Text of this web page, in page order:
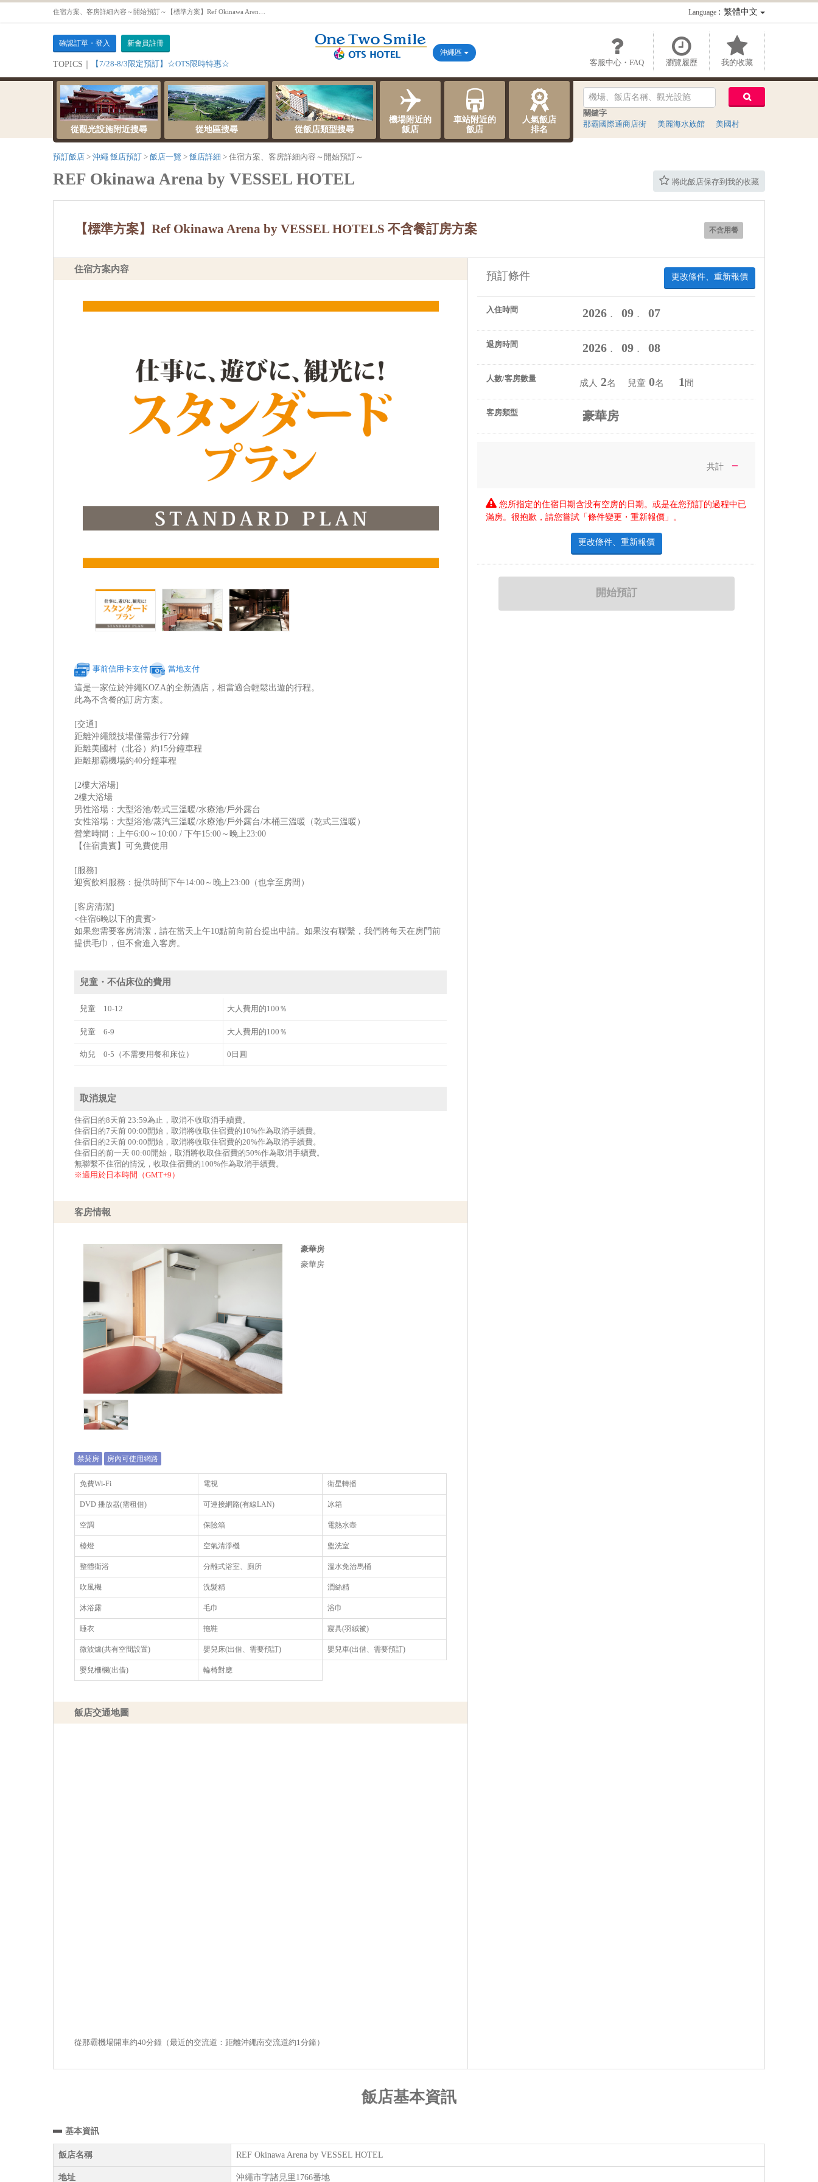
Language：繁體中文
確認訂單・登入 新會員註冊
TOPICS｜ 【7/28-8/3限定預訂】☆OTS限時特惠☆ 客服中心・FAQ 瀏覽履歷 我的收藏
沖繩區
從觀光設施附近搜尋 從地區搜尋 從飯店類型搜尋
機場附近的
飯店
車站附近的
飯店
人氣飯店
排名
關鍵字
那霸國際通商店街
美麗海水族館 美國村
預訂飯店 沖繩 飯店預訂 飯店一覽 飯店詳細 住宿方案、客房詳細內容～開始預訂～
將此飯店保存到我的收藏
REF Okinawa Arena by VESSEL HOTEL
不含用餐
【標準方案】Ref Okinawa Arena by VESSEL HOTELS 不含餐訂房方案
住宿方案内容
事前信用卡支付 當地支付
這是一家位於沖繩KOZA的全新酒店，相當適合輕鬆出遊的行程。
此為不含餐的訂房方案。
[交通]
距離沖繩競技場僅需步行7分鐘
距離美國村（北谷）約15分鐘車程
距離那霸機場約40分鐘車程
[2樓大浴場]
2樓大浴場
男性浴場：大型浴池/乾式三溫暖/水療池/戶外露台
女性浴場：大型浴池/蒸汽三溫暖/水療池/戶外露台/木桶三溫暖（乾式三溫暖）
營業時間：上午6:00～10:00 / 下午15:00～晚上23:00
【住宿貴賓】可免費使用
[服務]
迎賓飲料服務：提供時間下午14:00～晚上23:00（也拿至房間）
[客房清潔]
<住宿6晚以下的貴賓>
如果您需要客房清潔，請在當天上午10點前向前台提出申請。如果沒有聯繫，我們將每天在房門前
提供毛巾，但不會進入客房。
兒童・不佔床位的費用
兒童 10-12 大人費用的100％
兒童 6-9 大人費用的100％
幼兒 0-5（不需要用餐和床位） 0日圓
取消規定
住宿日的8天前 23:59為止，取消不收取消手續費。
住宿日的7天前 00:00開始，取消將收取住宿費的10%作為取消手續費。
住宿日的2天前 00:00開始，取消將收取住宿費的20%作為取消手續費。
住宿日的前一天 00:00開始，取消將收取住宿費的50%作為取消手續費。
無聯繫不住宿的情況，收取住宿費的100%作為取消手續費。
※適用於日本時間（GMT+9）
客房情報
豪華房
豪華房
禁菸房 房內可使用網路
免費Wi-Fi 電視 衛星轉播
DVD 播放器(需租借) 可連接網路(有線LAN) 冰箱
空調 保險箱 電熱水壺
檯燈 空氣清淨機 盥洗室
整體衛浴 分離式浴室、廁所 溫水免治馬桶
吹風機 洗髮精 潤絲精
沐浴露 毛巾 浴巾
睡衣 拖鞋 寢具(羽絨被)
微波爐(共有空間設置) 嬰兒床(出借、需要預訂) 嬰兒車(出借、需要預訂)
嬰兒柵欄(出借) 輪椅對應
飯店交通地圖
從那霸機場開車約40分鐘（最近的交流道：距離沖繩南交流道約1分鐘）
更改條件、重新報價
預訂條件
入住時間 2026． 09． 07
退房時間 2026． 09． 08
人數/客房數量 成人 2名 兒童 0名 1 間
客房類型 豪華房
共計 －
您所指定的住宿日期含没有空房的日期。或是在您預訂的過程中已
滿房。很抱歉，請您嘗試「條件變更・重新報價」。
更改條件、重新報價
飯店基本資訊
基本資訊
飯店名稱 REF Okinawa Arena by VESSEL HOTEL
地址 沖繩市字諸見里1766番地